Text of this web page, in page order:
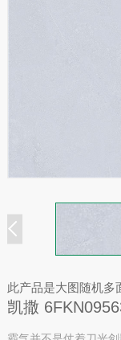
此产品是大图随机多
凯撒